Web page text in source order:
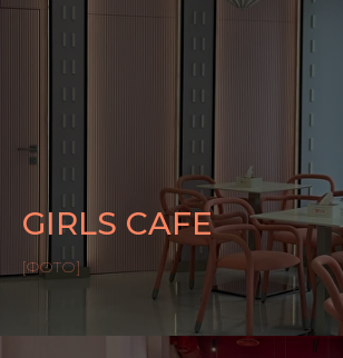
GIRLS CAFE
[ФОТО]